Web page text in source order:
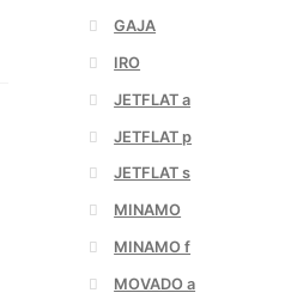
GAJA
IRO
JETFLAT a
JETFLAT p
JETFLAT s
MINAMO
MINAMO f
MOVADO a